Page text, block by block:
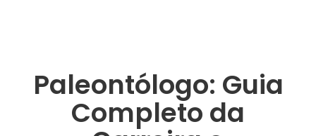
Paleontólogo: Guia
Completo da